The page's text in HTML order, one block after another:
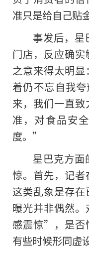
准只是给自己贴
事发后，
门店，反应确
之意来得太明
着仍不忘自我
来，我们一直
准，对食品安
度。”
星巴克方
惊。首先，记者
这类乱象是存
曝光并非偶然。
感震惊”，是否
有些时候形同虚